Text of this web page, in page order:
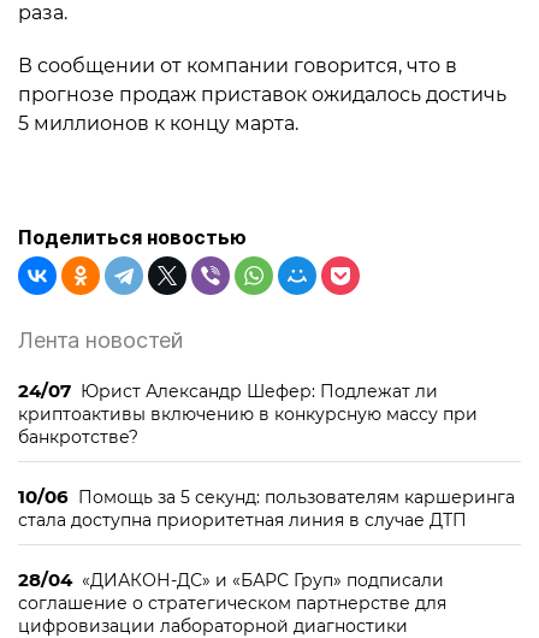
раза.
В сообщении от компании говорится, что в
прогнозе продаж приставок ожидалось достичь
5 миллионов к концу марта.
Поделиться новостью
Лента новостей
24/07 Юрист Александр Шефер: Подлежат ли
криптоактивы включению в конкурсную массу при
банкротстве?
10/06 Помощь за 5 секунд: пользователям каршеринга
стала доступна приоритетная линия в случае ДТП
28/04 «ДИАКОН-ДС» и «БАРС Груп» подписали
соглашение о стратегическом партнерстве для
цифровизации лабораторной диагностики